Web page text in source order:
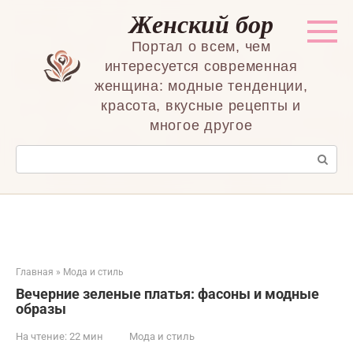
Женский бор
Портал о всем, чем
интересуется современная
женщина: модные тенденции,
красота, вкусные рецепты и
многое другое
Поиск:
Главная » Мода и стиль
Вечерние зеленые платья: фасоны и модные
образы
На чтение: 22 мин Мода и стиль